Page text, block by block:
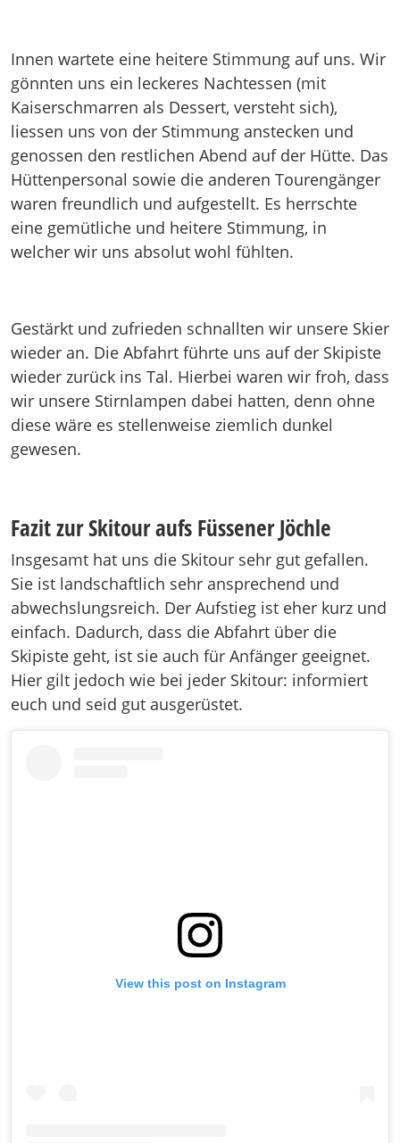
Innen wartete eine heitere Stimmung auf uns. Wir
gönnten uns ein leckeres Nachtessen (mit
Kaiserschmarren als Dessert, versteht sich),
liessen uns von der Stimmung anstecken und
genossen den restlichen Abend auf der Hütte. Das
Hüttenpersonal sowie die anderen Tourengänger
waren freundlich und aufgestellt. Es herrschte
eine gemütliche und heitere Stimmung, in
welcher wir uns absolut wohl fühlten.
Gestärkt und zufrieden schnallten wir unsere Skier
wieder an. Die Abfahrt führte uns auf der Skipiste
wieder zurück ins Tal. Hierbei waren wir froh, dass
wir unsere Stirnlampen dabei hatten, denn ohne
diese wäre es stellenweise ziemlich dunkel
gewesen.
Fazit zur Skitour aufs Füssener Jöchle
Insgesamt hat uns die Skitour sehr gut gefallen.
Sie ist landschaftlich sehr ansprechend und
abwechslungsreich. Der Aufstieg ist eher kurz und
einfach. Dadurch, dass die Abfahrt über die
Skipiste geht, ist sie auch für Anfänger geeignet.
Hier gilt jedoch wie bei jeder Skitour: informiert
euch und seid gut ausgerüstet.
View this post on Instagram